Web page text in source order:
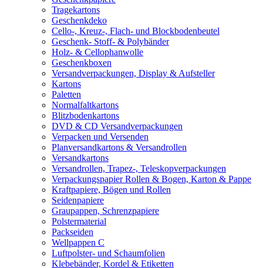
Tragekartons
Geschenkdeko
Cello-, Kreuz-, Flach- und Blockbodenbeutel
Geschenk- Stoff- & Polybänder
Holz- & Cellophanwolle
Geschenkboxen
Versandverpackungen, Display & Aufsteller
Kartons
Paletten
Normalfaltkartons
Blitzbodenkartons
DVD & CD Versandverpackungen
Verpacken und Versenden
Planversandkartons & Versandrollen
Versandkartons
Versandrollen, Trapez-, Teleskopverpackungen
Verpackungspapier Rollen & Bogen, Karton & Pappe
Kraftpapiere, Bögen und Rollen
Seidenpapiere
Graupappen, Schrenzpapiere
Polstermaterial
Packseiden
Wellpappen C
Luftpolster- und Schaumfolien
Klebebänder, Kordel & Etiketten